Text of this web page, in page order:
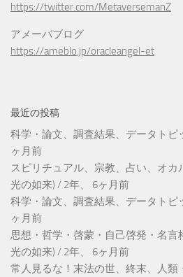
https://twitter.com/MetaversemanZ
アメーバブログ
https://ameblo.jp/oracleangel-et
最近の投稿
科学・論文、調査結果、データトピ
ヶ月前
スピリチュアル、宗教、占い、オカ
光の如来) / 2年、 6ヶ月前
科学・論文、調査結果、データトピ
ヶ月前
思想・哲学・啓蒙・自己啓発・名言
光の如来) / 2年、 6ヶ月前
常人見るな！末法の世、終末、人類